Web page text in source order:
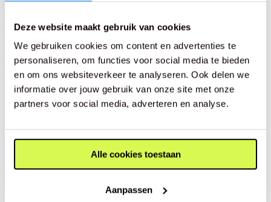
Deze website maakt gebruik van cookies
We gebruiken cookies om content en advertenties te
personaliseren, om functies voor social media te bieden
en om ons websiteverkeer te analyseren. Ook delen we
informatie over jouw gebruik van onze site met onze
partners voor social media, adverteren en analyse.
Alle cookies toestaan
Aanpassen